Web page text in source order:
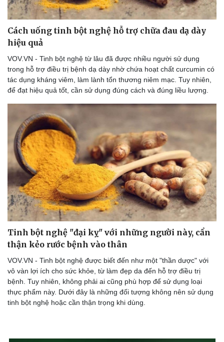
Doanh nghiệp
Thông tin doanh nghiệp
Doanh nghiệp 24h
Doanh nhân
Vì cộng đồng
Sành điệu
Tin Công nghệ
Trải nghiệm
Chuyển đổi số
Cách uống tinh bột nghệ hỗ trợ chữa đau dạ dày
hiệu quả
VOV.VN - Tinh bột nghệ từ lâu đã được nhiều người sử dụng
trong hỗ trợ điều trị bệnh dạ dày nhờ chứa hoạt chất curcumin có
tác dụng kháng viêm, làm lành tổn thương niêm mạc. Tuy nhiên,
để đạt hiệu quả tốt, cần sử dụng đúng cách và đúng liều lượng.
Tinh bột nghệ "đại kỵ" với những người này, cẩn
thận kẻo rước bệnh vào thân
VOV.VN - Tinh bột nghệ được biết đến như một "thần dược" với
vô vàn lợi ích cho sức khỏe, từ làm đẹp da đến hỗ trợ điều trị
bệnh. Tuy nhiên, không phải ai cũng phù hợp để sử dụng loại
thực phẩm này. Dưới đây là những đối tượng không nên sử dụng
tinh bột nghệ hoặc cần thận trọng khi dùng.